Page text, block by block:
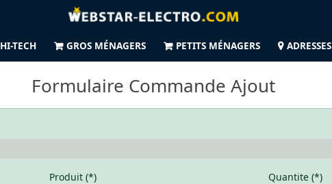
HI-TECH GROS MÉNAGERS PETITS MÉNAGERS ADRESSES
Formulaire Commande Ajout
Produit (*) Quantite (*)